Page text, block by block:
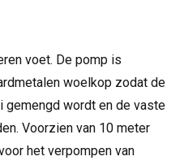
voet. De pomp is
woelkop zodat de
wordt en de vaste
Voorzien van 10 meter
het verpompen van